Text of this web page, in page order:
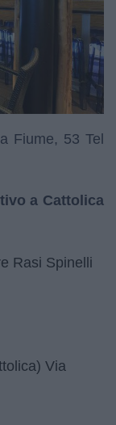
Fiume, 53 Tel
a Cattolica
Rasi Spinelli
Via